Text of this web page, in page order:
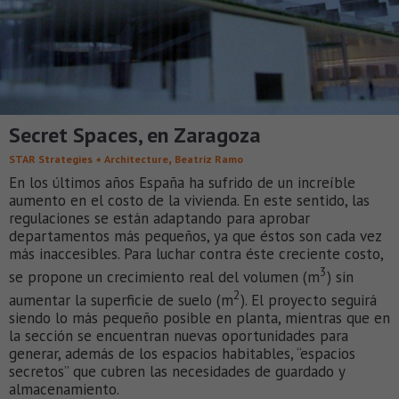
Secret Spaces, en Zaragoza
STAR Strategies + Architecture, Beatriz Ramo
En los últimos años España ha sufrido de un increíble
aumento en el costo de la vivienda. En este sentido, las
regulaciones se están adaptando para aprobar
departamentos más pequeños, ya que éstos son cada vez
más inaccesibles. Para luchar contra éste creciente costo,
se propone un crecimiento real del volumen (m3) sin
aumentar la superficie de suelo (m2). El proyecto seguirá
siendo lo más pequeño posible en planta, mientras que en
la sección se encuentran nuevas oportunidades para
generar, además de los espacios habitables, “espacios
secretos” que cubren las necesidades de guardado y
almacenamiento.